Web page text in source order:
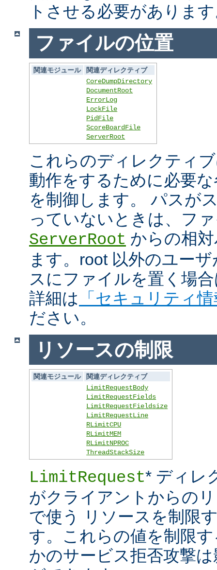
トさせる必要がありま
ファイルの位置
関連モジュール
関連ディレクティブ
CoreDumpDirectory
DocumentRoot
ErrorLog
LockFile
PidFile
ScoreBoardFile
ServerRoot
これらのディレクティ
動作をするために必要
を制御します。 パスが
っていないときは、フ
ServerRoot からの相
ます。root 以外のユー
スにファイルを置く場
詳細は
「セキュリティ
ださい。
リソースの制限
関連モジュール
関連ディレクティブ
LimitRequestBody
LimitRequestFields
LimitRequestFieldsize
LimitRequestLine
RLimitCPU
RLimitMEM
RLimitNPROC
ThreadStackSize
LimitRequest* ディレ
がクライアントからの
で使う リソースを制限
す。これらの値を制限
かのサービス拒否攻撃